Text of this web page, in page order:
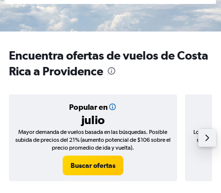
Encuentra ofertas de vuelos de Costa
Rica a Providence
Popular en
julio
Mayor demanda de vuelos basada en las búsquedas. Posible
subida de precios del 21% (aumento potencial de $106 sobre el
precio promedio de ida y vuelta).
Buscar ofertas
Los
de